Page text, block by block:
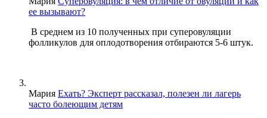
ее вызывают?
В среднем из 10 полученных при суперовуляции
фолликулов для оплодотворения отбираются 5-6 штук.
Мария Ехать? Эксперт рассказал, полезен ли лагерь
часто болеющим детям